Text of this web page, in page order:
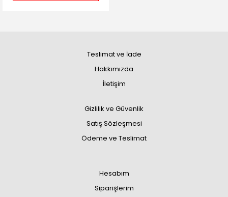
Teslimat ve İade
Hakkımızda
İletişim
Gizlilik ve Güvenlik
Satış Sözleşmesi
Ödeme ve Teslimat
Hesabım
Siparişlerim